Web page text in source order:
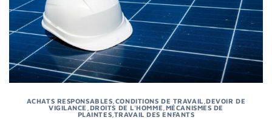
ACHATS RESPONSABLES CONDITIONS DE TRAVAIL ,DEVOIR DE
VIGILANCE DROITS DE L'HOMME MÉCANISMES DE
PLAINTES TRAVAIL DES ENFANTS